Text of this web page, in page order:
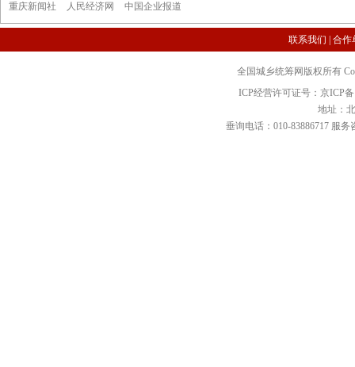
重庆新闻社 人民经济网 中国企业报道
联系我们 合作
全国城乡统筹网版权所有
ICP经营许可证号：京ICP备
地址：
垂询电话：010-83886717 服务